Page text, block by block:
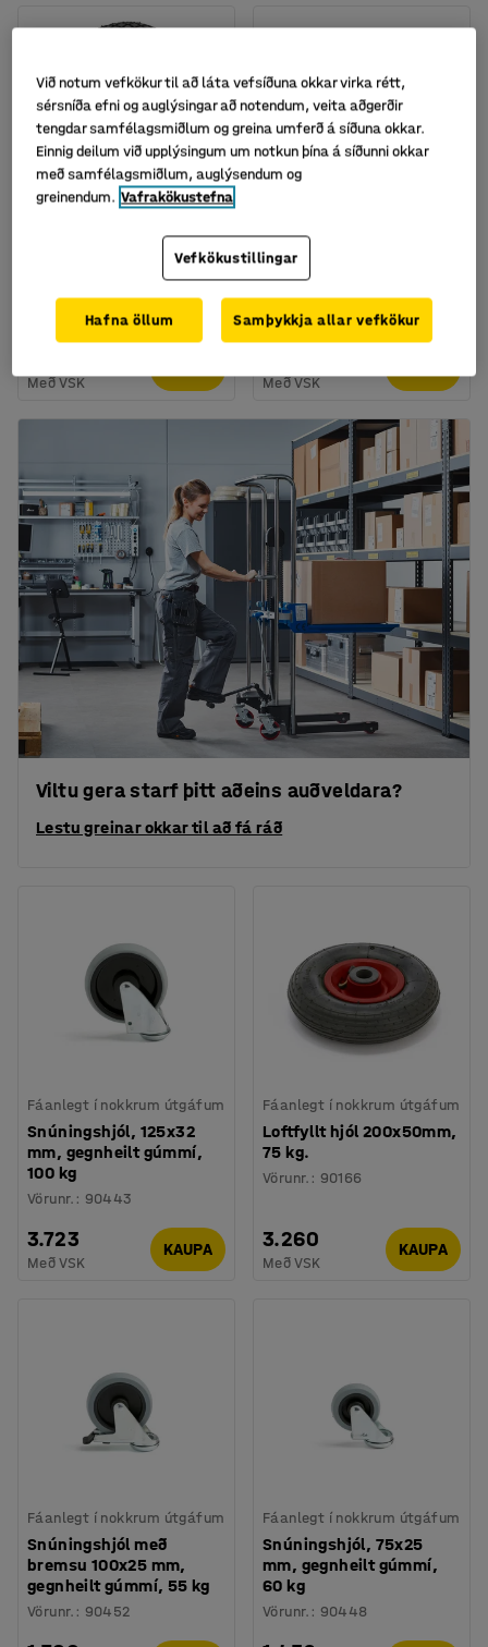
Fast hjól, 260x85 mm,
loftgúmmíhjól, 100 kg
Vörunr.:90102
Með VSK
Snúningshjól, 75x25
mm, gegnheilt gúmmí,
60 kg
Vörunr.:90456
Með VSK
Viltu gera starf þitt aðeins auðveldara?
Lestu greinar okkar til að fá ráð
Fáanlegt í nokkrum útgáfum
Snúningshjól, 125x32
mm, gegnheilt gúmmí,
100 kg
Vörunr. : 90443
3.723
Með VSK
KAUPA
Fáanlegt í nokkrum útgáfum
Loftfyllt hjól 200x50mm,
75 kg.
Vörunr. : 90166
3.260
Með VSK
KAUPA
Fáanlegt í nokkrum útgáfum
Snúningshjól með
bremsu 100x25 mm,
gegnheilt gúmmí, 55 kg
Vörunr. : 90452
Fáanlegt í nokkrum útgáfum
Snúningshjól, 75x25
mm, gegnheilt gúmmí,
60 kg
Vörunr. : 90448
Við notum vefkökur til að láta vefsíðuna okkar virka rétt,
sérsníða efni og auglýsingar að notendum, veita aðgerðir
tengdar samfélagsmiðlum og greina umferð á síðuna okkar.
Einnig deilum við upplýsingum um notkun þína á síðunni okkar
með samfélagsmiðlum, auglýsendum og
greinendum. Vafrakökustefna
Vefkökustillingar
Hafna öllum Samþykkja allar vefkökur